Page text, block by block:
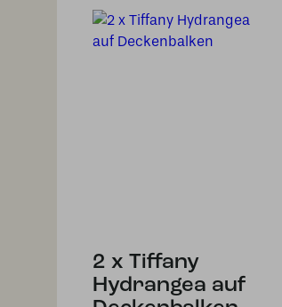
2 x Tiffany
Hydrangea auf